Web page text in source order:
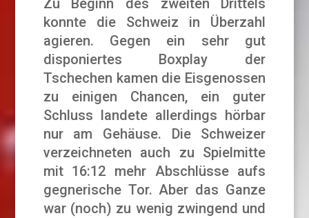
Zu Beginn des zweiten Drittels
konnte die Schweiz in Überzahl
agieren. Gegen ein sehr gut
disponiertes Boxplay der
Tschechen kamen die Eisgenossen
zu einigen Chancen, ein guter
Schluss landete allerdings hörbar
nur am Gehäuse. Die Schweizer
verzeichneten auch zu Spielmitte
mit 16:12 mehr Abschlüsse aufs
gegnerische Tor. Aber das Ganze
war (noch) zu wenig zwingend und